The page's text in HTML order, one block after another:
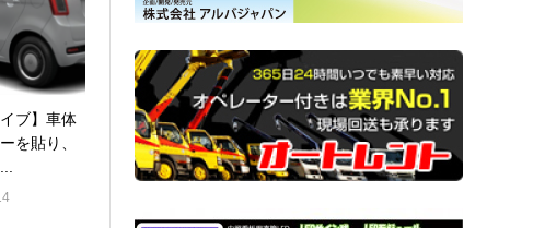
ブ】車体
を貼り、